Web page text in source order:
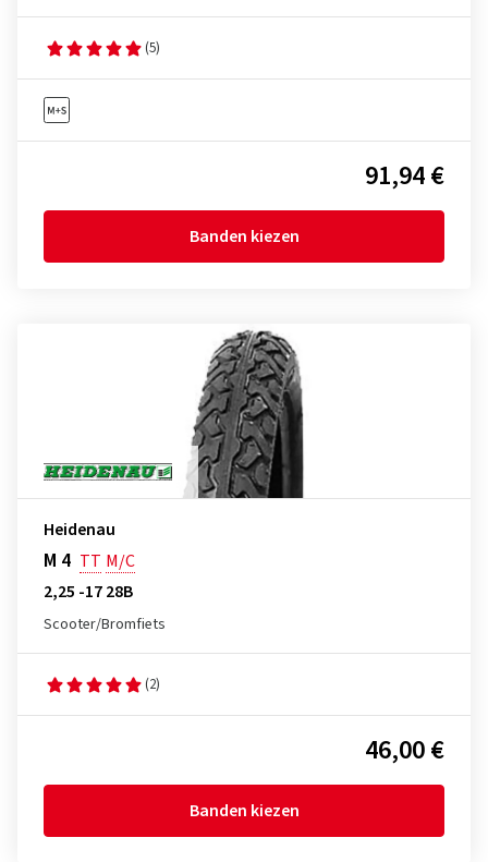
(5)
91,94 €
Banden kiezen
Heidenau
M 4 TT M/C
2,25 -17 28B
Scooter/Bromfiets
(2)
46,00 €
Banden kiezen